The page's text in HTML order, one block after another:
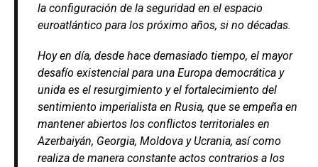
la configuración de la seguridad en el espacio
euroatlántico para los próximo años, si no décadas.
Hoy en día, desde hace demasiado tiempo, el mayor
desafío existencial para una Europa democrática y
unida es el resurgimiento y el fortalecimiento del
sentimiento imperialista en Rusia, que se empeña en
mantener abiertos los conflictos territoriales en
Azerbaiyán, Georgia, Moldova y Ucrania, así como
realiza de manera constante actos contrarios a los